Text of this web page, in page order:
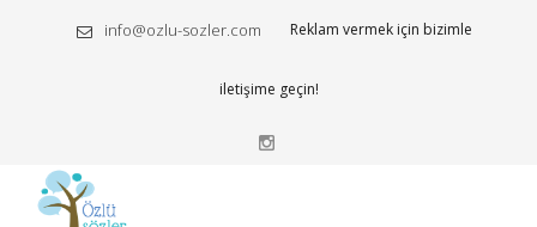
info@ozlu-sozler.com Reklam vermek için bizimle
iletişime geçin!